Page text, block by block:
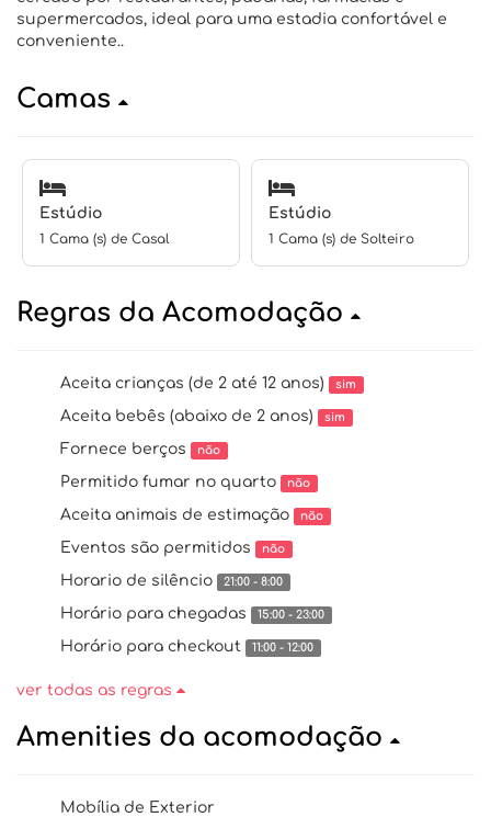
supermercados, ideal para uma estadia confortável e
conveniente..
Camas
Estúdio
1 Cama (s) de Casal
Estúdio
1 Cama (s) de Solteiro
Regras da Acomodação
Aceita crianças (de 2 até 12 anos) sim
Aceita bebês (abaixo de 2 anos) sim
Fornece berços não
Permitido fumar no quarto não
Aceita animais de estimação não
Eventos são permitidos não
Horario de silêncio 21:00 - 8:00
Horário para chegadas 15:00 - 23:00
Horário para checkout 11:00 - 12:00
ver todas as regras
Amenities da acomodação
Mobília de Exterior